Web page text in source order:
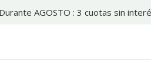
Durante AGOSTO : 3 cuotas sin